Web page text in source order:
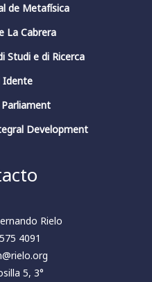
de Metafísica
La Cabrera
Studi e di Ricerca
Idente
Development
Rielo
4091
5, 3°